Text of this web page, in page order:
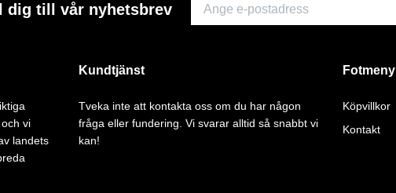
dig till vår nyhetsbrev
vi
landets
Kundtjänst
Tveka inte att kontakta oss om du har någon
fråga eller fundering. Vi svarar alltid så snabbt vi
kan!
Fotmeny
Köpvillkor
Kontakt